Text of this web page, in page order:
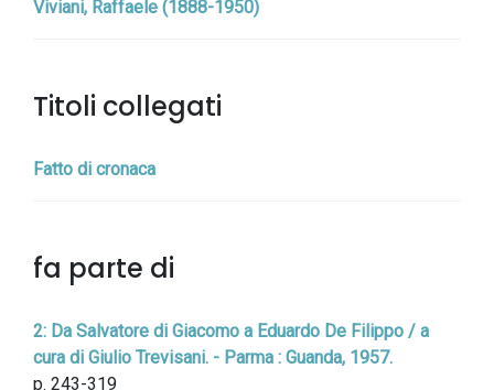
Viviani, Raffaele (1888-1950)
Titoli collegati
Fatto di cronaca
fa parte di
2: Da Salvatore di Giacomo a Eduardo De Filippo / a
cura di Giulio Trevisani. - Parma : Guanda, 1957.
p. 243-319